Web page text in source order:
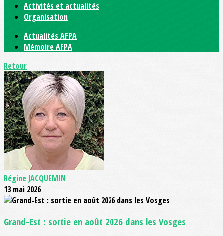
Activités et actualités
Organisation
Actualités AFPA
Mémoire AFPA
Retour
Régine JACQUEMIN
13 mai 2026
Grand-Est : sortie en août 2026 dans les Vosges